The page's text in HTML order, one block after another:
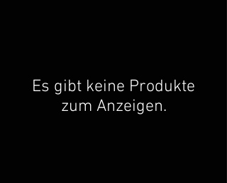
Es gibt keine Produkte
zum Anzeigen.